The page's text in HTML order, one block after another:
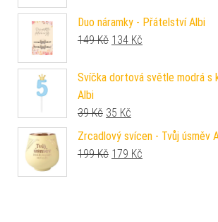
Duo náramky - Přátelství Albi
149Kč Původní cena byla: 149
134 Kč
Svíčka dortová světle modrá s
Albi
39Kč Původní cena byla: 39 Kč.
35 Kč
Zrcadlový svícen - Tvůj úsměv
199Kč Původní cena byla: 199
179 Kč